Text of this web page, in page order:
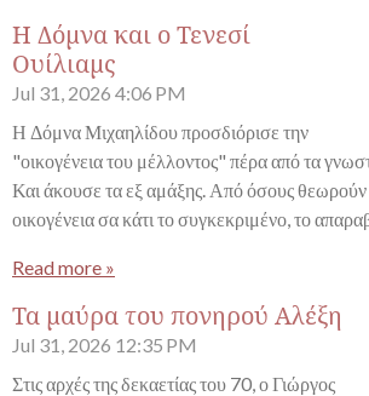
Η Δόμνα και ο Τενεσί
Ουίλιαμς
Jul 31, 2026 4:06 PM
Η Δόμνα Μιχαηλίδου προσδιόρισε την
"οικογένεια του μέλλοντος" πέρα από τα
Και άκουσε τα εξ αμάξης. Από όσους θεωρούν
οικογένεια σα κάτι το συγκεκριμένο, το
Read more »
Τα μαύρα του πονηρού Αλέξη
Jul 31, 2026 12:35 PM
Στις αρχές της δεκαετίας του 70, ο Γιώργος